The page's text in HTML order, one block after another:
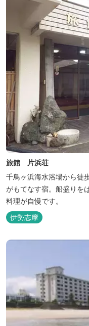
旅館 片浜荘
千鳥ヶ浜海水浴場から徒
がもてなす宿。船盛りを
料理が自慢です。
伊勢志摩